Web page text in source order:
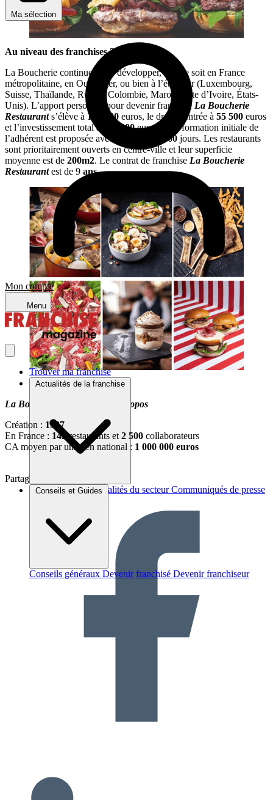
Ma sélection
Mon compte
Menu
Trouver ma franchise
Actualités de la franchise
Brèves et actus Actualités du secteur Communiqués de presse
Conseils et Guides
Conseils généraux Devenir franchisé Devenir franchiseur
Au niveau des franchises ?
La Boucherie continue de se développer, que ce soit en France
métropolitaine, en Outre-mer, ou bien à l’étranger (Luxembourg,
Suisse, Thaïlande, Russie, Colombie, Maroc, Côte d’Ivoire, États-
Unis). L’apport personnel pour devenir franchisé La Boucherie
Restaurants’élève à 150 000 euros, le droit d’entrée à 55 500 euros
et l’investissement total à
900 000euros. Une formation initiale de
l’adhérent est proposée avec une durée de 60 jours. Les restaurants
sont prioritairement ouverts en centre-ville et leur superficie
moyenne est de 200m2. Le contrat de franchise La Boucherie
Restaurantest de 9 ans.
La Boucherie Restaurant : à propos
Création : 1987
En France : 142 restaurants et 2 500 collaborateurs
CA moyen par unité en national : 1 000 000 euros
Partager sur :